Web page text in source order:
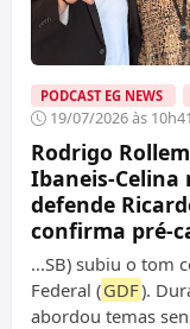
PODCAST EG NEWS
19/07/2026 às 10h41
Rodrigo
Ibaneis-Celina
defende
confirma pré-
...SB) subiu o tom
Federal (GDF).
abordou temas